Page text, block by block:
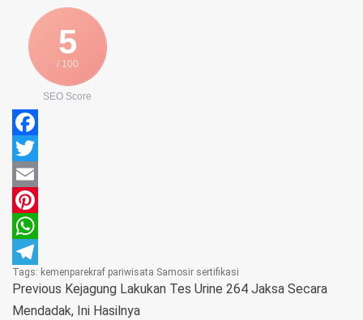
5
/ 100
SEO Score
Facebook
Twitter
Email
Pinterest
WhatsApp
Telegram
Tags: kemenparekraf pariwisata Samosir sertifikasi
Previous Kejagung Lakukan Tes Urine 264 Jaksa Secara
Mendadak, Ini Hasilnya